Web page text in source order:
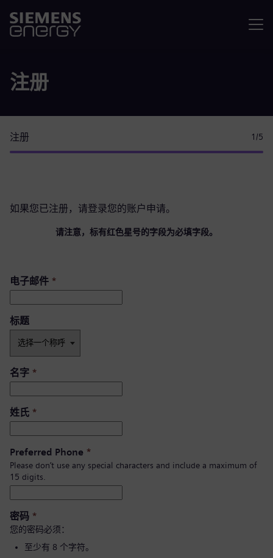
注册
注册 1 /5
如果您已注册，请登录您的账户 申请。
请注意，标有红色星号的字段为必填字段。
电子邮件 *
标题
名字 *
姓氏 *
Preferred Phone *
Please don’t use any special characters and include a maximum of
15 digits.
密码 *
您的密码必须：
至少有 8 个字符。